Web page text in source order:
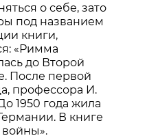
о себе, зато
под названием
книги,
«Римма
до Второй
После первой
профессора И.
1950 года жила
В книге